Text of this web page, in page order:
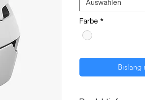
Auswählen
Farbe *
Bislang